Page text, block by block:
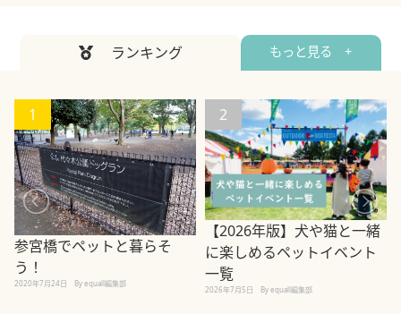
ランキング もっと見る +
1
参宮橋でペットと暮らそ
う！
2020年7月24日 By equall編集部
2
【2026年版】犬や猫と一緒
に楽しめるペットイベント
一覧
2026年7月5日 By equall編集部